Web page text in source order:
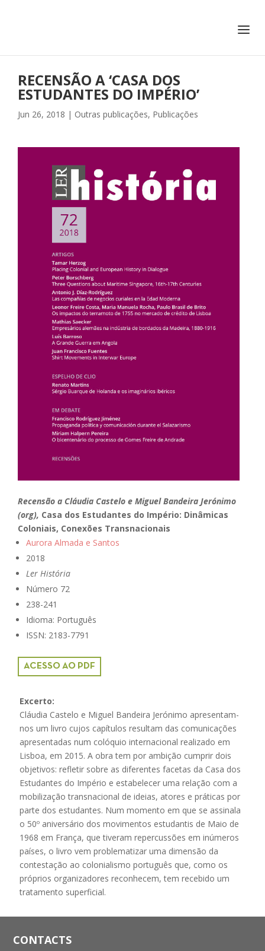
RECENSÃO A ‘CASA DOS
ESTUDANTES DO IMPÉRIO’
Jun 26, 2018 | Outras publicações, Publicações
Recensão a Cláudia Castelo e Miguel Bandeira Jerónimo
(org), Casa dos Estudantes do Império: Dinâmicas
Coloniais, Conexões Transnacionais
Aurora Almada e Santos
2018
Ler História
Número 72
238-241
Idioma: Português
ISSN: 2183-7791
ACESSO AO PDF
Excerto:
Cláudia Castelo e Miguel Bandeira Jerónimo apresentam-
nos um livro cujos capítulos resultam das comunicações
apresentadas num colóquio internacional realizado em
Lisboa, em 2015. A obra tem por ambição cumprir dois
objetivos: refletir sobre as diferentes facetas da Casa dos
Estudantes do Império e estabelecer uma relação com a
mobilização transnacional de ideias, atores e práticas por
parte dos estudantes. Num momento em que se assinala
o 50º aniversário dos movimentos estudantis de Maio de
1968 em França, que tiveram repercussões em inúmeros
países, o livro vem problematizar uma dimensão da
contestação ao colonialismo português que, como os
próprios organizadores reconhecem, tem recebido um
tratamento superficial.
CONTACTS